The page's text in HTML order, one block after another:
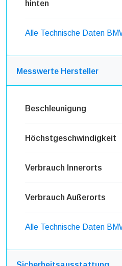
hinten
Alle Technische Daten
Messwerte Hersteller
Beschleunigung
Höchstgeschwindigkeit
Verbrauch Innerorts
Verbrauch Außerorts
Alle Technische Daten